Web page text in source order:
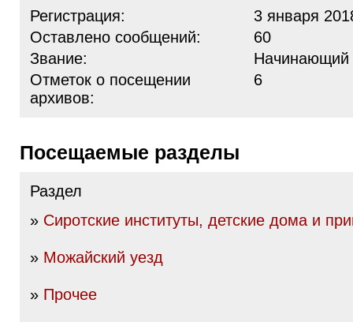
Регистрация:
3 января
Оставлено сообщений:
60
Звание:
Начинающий
Отметок о посещении
архивов:
6
Посещаемые разделы
Раздел
» Сиротские институты, детские дома и
» Можайский уезд
» Прочее